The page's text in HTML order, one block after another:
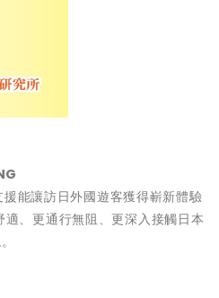
援能讓訪日外國遊客獲得嶄新體驗
、更通行無阻、更深入接觸日本